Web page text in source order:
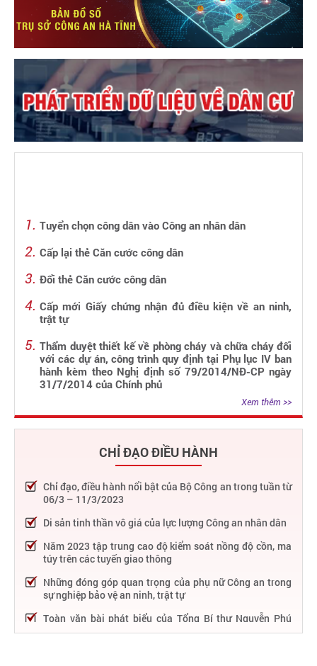
Tuyển chọn công dân vào Công an nhân dân
Cấp lại thẻ Căn cước công dân
Đổi thẻ Căn cước công dân
Cấp mới Giấy chứng nhận đủ điều kiện về an ninh,
trật tự
Thẩm duyệt thiết kế về phòng cháy và chữa cháy đối
với các dự án, công trình quy định tại Phụ lục IV ban
hành kèm theo Nghị định số 79/2014/NĐ-CP ngày
31/7/2014 của Chính phủ
Xem thêm >>
CHỈ ĐẠO ĐIỀU HÀNH
Chỉ đạo, điều hành nổi bật của Bộ Công an trong tuần từ
06/3 – 11/3/2023
Di sản tinh thần vô giá của lực lượng Công an nhân dân
Năm 2023 tập trung cao độ kiểm soát nồng độ cồn, ma
túy trên các tuyến giao thông
Những đóng góp quan trọng của phụ nữ Công an trong
sự nghiệp bảo vệ an ninh, trật tự
Toàn văn bài phát biểu của Tổng Bí thư Nguyễn Phú
Trọng tại Lễ kỷ niệm 75 năm Công an nhân dân học tập,